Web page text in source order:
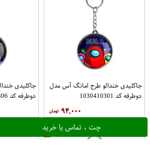
چت ، تماس یا خرید
جاکلیدی خندالو طرح امانگ آس مدل
دوطرفه کد 1030410301
۹۴,۰۰۰
جاکلیدی
دوطرفه کد 1030210306
5%